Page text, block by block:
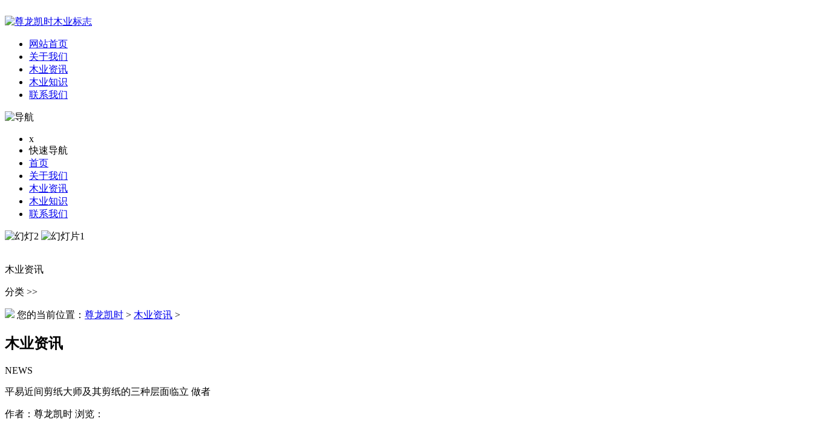
网站首页
关于我们
木业资讯
木业知识
联系我们
x
快速导航
首页
关于我们
木业资讯
木业知识
联系我们
木业资讯
分类 >>
您的当前位置： 尊龙凯时 > 木业资讯 >
木业资讯
NEWS
平易近间剪纸大师及其剪纸的三种层面临立 做者
作者：尊龙凯时 浏览：